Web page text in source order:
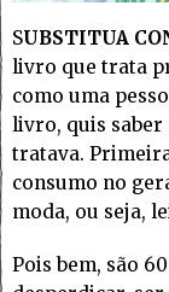
SUBSTITUA
livro que trata
como uma
livro, quis saber
tratava.
consumo no
moda, ou seja,
Pois bem, são